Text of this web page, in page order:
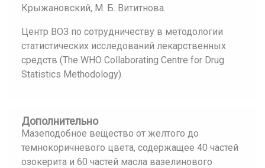
Крыжановский, М. Б. Вититнова.
Центр ВОЗ по сотрудничеству в методологии
статистических исследований лекарственных
средств (The WHO Collaborating Centre for Drug
Statistics Methodology).
Дополнительно
Мазеподобное вещество от желтого до
темнокоричневого цвета, содержащее 40 частей
озокерита и 60 частей масла вазелинового